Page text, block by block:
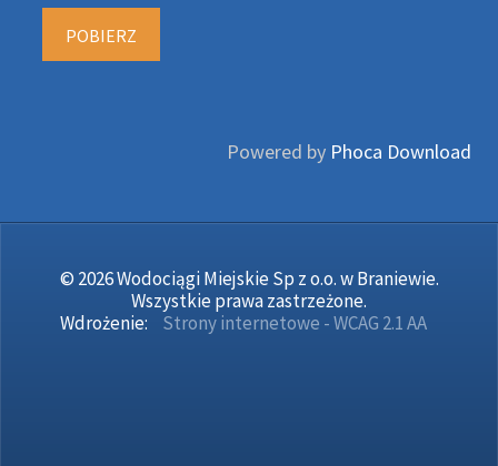
Powered by Phoca Download
© 2026 Wodociągi Miejskie Sp z o.o. w Braniewie.
Wszystkie prawa zastrzeżone.
Wdrożenie:
Strony internetowe - WCAG 2.1 AA